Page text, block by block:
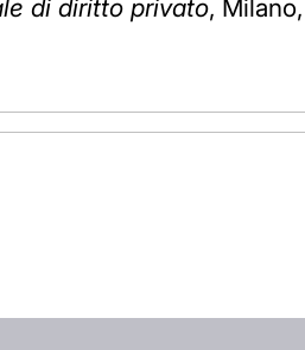
di diritto privato, Milano,